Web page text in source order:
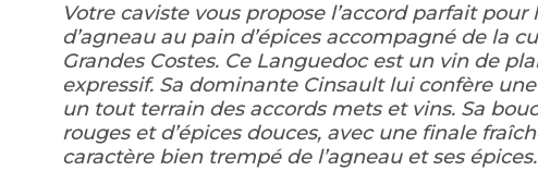
Votre caviste vous propose l’accord parfait
d’agneau au pain d’épices accompagné de la
Grandes Costes. Ce Languedoc est un vin de
expressif. Sa dominante Cinsault lui confère
un tout terrain des accords mets et vins. Sa
rouges et d’épices douces, avec une finale
caractère bien trempé de l’agneau et ses épices.